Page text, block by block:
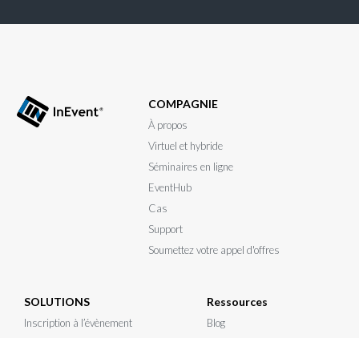
COMPAGNIE
À propos
Virtuel et hybride
Séminaires en ligne
EventHub
Cas
Support
Soumettez votre appel d'offres
SOLUTIONS
Inscription à l’évènement
Ressources
Blog